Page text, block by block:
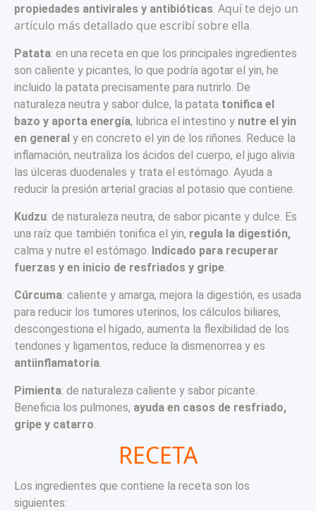
propiedades antivirales y antibióticas. Aquí te dejo un
artículo más detallado que escribí sobre ella.
Patata: en una receta en que los principales ingredientes
son caliente y picantes, lo que podría agotar el yin, he
incluido la patata precisamente para nutrirlo. De
naturaleza neutra y sabor dulce, la patata tonifica el
bazo y aporta energía, lubrica el intestino y nutre el yin
en general y en concreto el yin de los riñones. Reduce la
inflamación, neutraliza los ácidos del cuerpo, el jugo alivia
las úlceras duodenales y trata el estómago. Ayuda a
reducir la presión arterial gracias al potasio que contiene.
Kudzu: de naturaleza neutra, de sabor picante y dulce. Es
una raíz que también tonifica el yin, regula la digestión,
calma y nutre el estómago. Indicado para recuperar
fuerzas y en inicio de resfriados y gripe.
Cúrcuma: caliente y amarga, mejora la digestión, es usada
para reducir los tumores uterinos, los cálculos biliares,
descongestiona el hígado, aumenta la flexibilidad de los
tendones y ligamentos, reduce la dismenorrea y es
antiinflamatoria.
Pimienta: de naturaleza caliente y sabor picante.
Beneficia los pulmones, ayuda en casos de resfriado,
gripe y catarro.
RECETA
Los ingredientes que contiene la receta son los
siguientes: